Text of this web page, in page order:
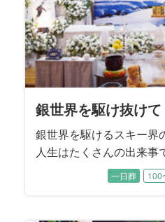
銀世界を駆け抜けて
銀世界を駆けるスキー界
人生はたくさんの出来事
す。 教授としてのお姿
督としての顔、家族と向
一日葬 100